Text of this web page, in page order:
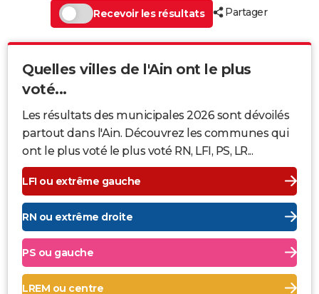
Recevoir les résultats
Partager
Quelles villes de l'Ain ont le plus
voté...
Les résultats des municipales 2026 sont dévoilés
partout dans l'Ain. Découvrez les communes qui
ont le plus voté le plus voté RN, LFI, PS, LR...
LFI ou extrême gauche
RN ou extrême droite
PS ou gauche
LREM ou centre